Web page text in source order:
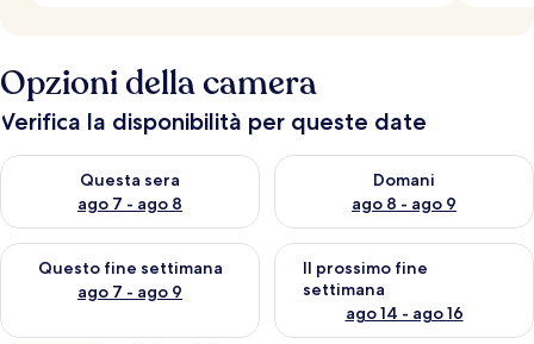
Opzioni della camera
Verifica la disponibilità per queste date
Questa sera
ago 7 - ago 8
Verifica la disponibilità per questa sera, ago 7 - ago 8
Domani
ago 8 - ago 9
Verifica la disponibilità per
Questo fine settimana
ago 7 - ago 9
Verifica la disponibilità per questo fine settimana, ago 7 - ago
Il prossimo fine
settimana
ago 14 - ago 16
Verifica la disponibilità per il